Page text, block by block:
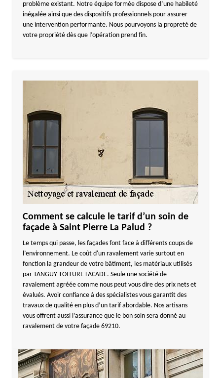
problème existant. Notre équipe formée dispose d’une habileté
inégalée ainsi que des dispositifs professionnels pour assurer
une intervention performante. Nous pourvoyons la propreté de
votre propriété dès que l’opération prend fin.
Comment se calcule le tarif d’un soin de
façade à Saint Pierre La Palud ?
Le temps qui passe, les façades font face à différents coups de
l’environnement. Le coût d'un ravalement varie surtout en
fonction la grandeur de votre bâtiment, les matériaux utilisés
par TANGUY TOITURE FACADE. Seule une société de
ravalement agréée comme nous peut vous dire des prix nets et
évalués. Avoir confiance à des spécialistes vous garantit des
travaux de qualité en plus d’un tarif abordable. Nos artisans
vous offrent aussi l’assurance que le bon soin sera donné au
ravalement de votre façade 69210.